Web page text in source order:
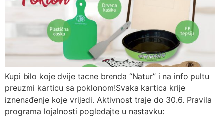
Kupi bilo koje dvije tacne brenda “Natur” i na info pultu
preuzmi karticu sa poklonom!Svaka kartica krije
iznenađenje koje vrijedi. Aktivnost traje do 30.6. Pravila
programa lojalnosti pogledajte u nastavku: